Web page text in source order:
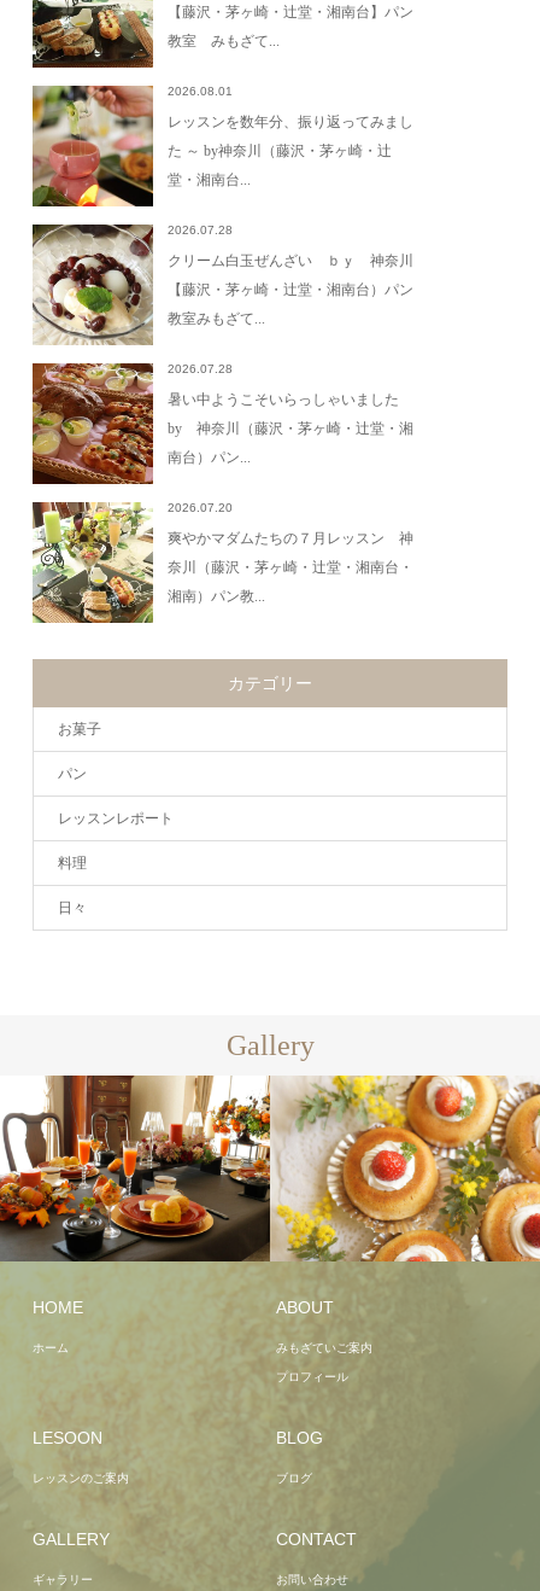
【藤沢・茅ヶ崎・辻堂・湘南台】パン
教室 みもざて...
2026.08.01
レッスンを数年分、振り返ってみまし
た ～ by神奈川（藤沢・茅ヶ崎・辻
堂・湘南台...
2026.07.28
クリーム白玉ぜんざい ｂｙ 神奈川
【藤沢・茅ヶ崎・辻堂・湘南台）パン
教室みもざて...
2026.07.28
暑い中ようこそいらっしゃいました
by 神奈川（藤沢・茅ヶ崎・辻堂・湘
南台）パン...
2026.07.20
爽やかマダムたちの７月レッスン 神
奈川（藤沢・茅ヶ崎・辻堂・湘南台・
湘南）パン教...
カテゴリー
お菓子
パン
レッスンレポート
料理
日々
Gallery
HOME
ホーム
ABOUT
みもざていご案内
プロフィール
LESOON
レッスンのご案内
BLOG
ブログ
GALLERY
ギャラリー
CONTACT
お問い合わせ